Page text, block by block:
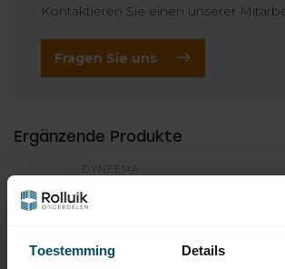
Toestemming Details
Kontaktieren Sie einen unserer
Fragen Sie uns
Ergänzende Produkte
DYNEEMA
4 mm, grau